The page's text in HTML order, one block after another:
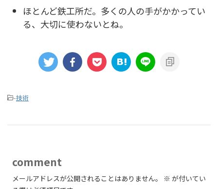
ほとんど鉄工所だ。多くの人の手がかかってい
る、大切に使わないとね。
-技術
comment
メールアドレスが公開されることはありません。 ※ が付いてい